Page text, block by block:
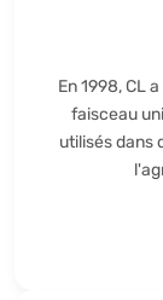
En 1998, CL
faisceau
utilisés dans